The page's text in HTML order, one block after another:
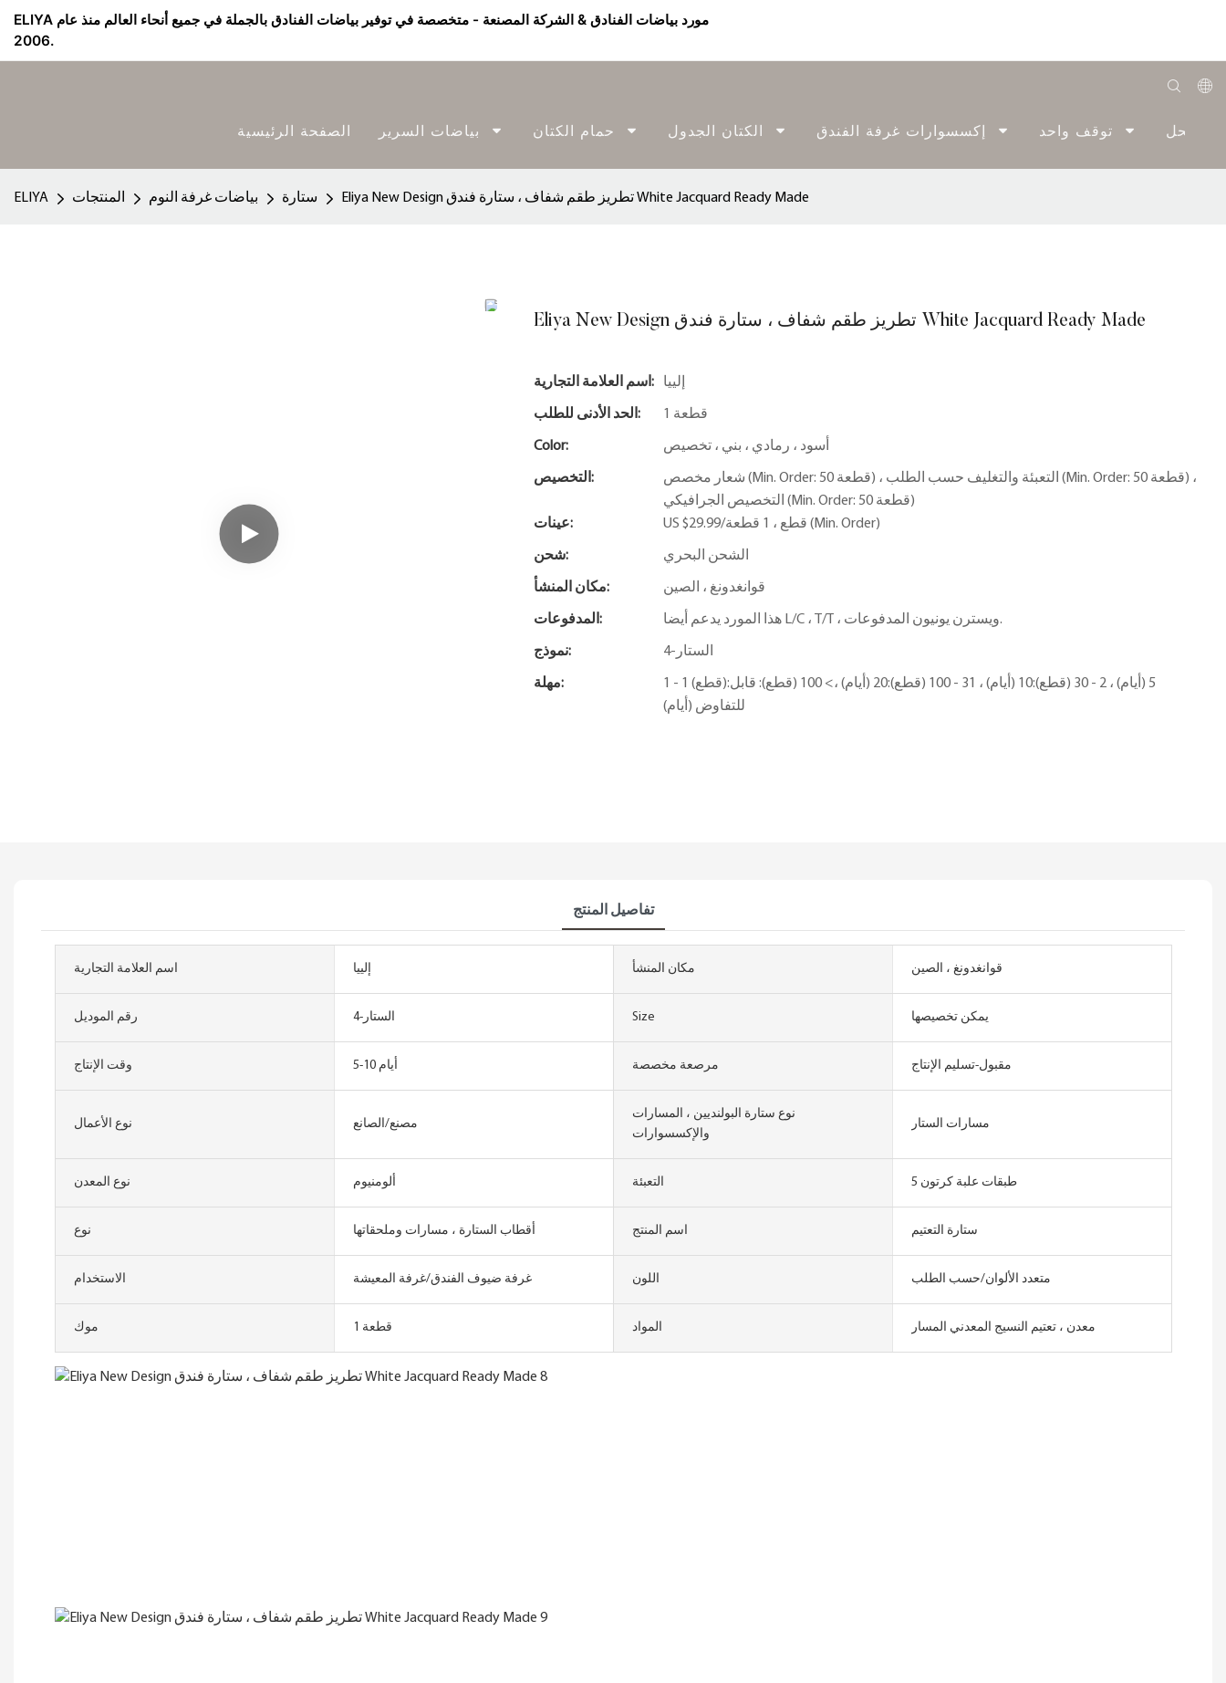
ELIYA مورد بياضات الفنادق & الشركة المصنعة - متخصصة في توفير بياضات الفنادق بالجملة في جميع أنحاء العالم منذ عام
2006.
Français
الصفحة الرئيسية بياضات السرير حمام الكتان الكتان الجدول إكسسوارات غرفة الفندق توقف واحد الحل
ELIYA المنتجات بياضات غرفة النوم ستارة Eliya New Design تطريز طقم شفاف ، ستارة فندق White Jacquard Ready Made
Eliya New Design تطريز طقم شفاف ، ستارة فندق White Jacquard Ready Made
اسم العلامة التجارية: إلييا
الحد الأدنى للطلب: 1 قطعة
Color: أسود ، رمادي ، بني ، تخصيص
التخصيص:
شعار مخصص (Min. Order: 50 قطعة) ، التعبئة والتغليف حسب الطلب (Min. Order: 50 قطعة) ،
التخصيص الجرافيكي (Min. Order: 50 قطعة)
عينات:
US $29.99/قطع ، 1 قطعة (Min. Order)
شحن: الشحن البحري
مكان المنشأ: قوانغدونغ ، الصين
المدفوعات: هذا المورد يدعم أيضا L/C ، T/T ، ويسترن يونيون المدفوعات.
نموذج: الستار-4
مهلة:
1 - 1 (قطع):5 (أيام) ، 2 - 30 (قطع):10 (أيام) ، 31 - 100 (قطع):20 (أيام) ،> 100 (قطع): قابل
للتفاوض (أيام)
تفاصيل المنتج
اسم العلامة التجارية إلييا مكان المنشأ قوانغدونغ ، الصين
رقم الموديل الستار-4 Size يمكن تخصيصها
وقت الإنتاج 5-10 أيام مرصعة مخصصة مقبول-تسليم الإنتاج
نوع الأعمال مصنع/الصانع
نوع ستارة البولنديين ، المسارات
والإكسسوارات
مسارات الستار
نوع المعدن ألومنيوم التعبئة 5 طبقات علبة كرتون
نوع أقطاب الستارة ، مسارات وملحقاتها اسم المنتج ستارة التعتيم
الاستخدام غرفة ضيوف الفندق/غرفة المعيشة اللون متعدد الألوان/حسب الطلب
موك 1 قطعة المواد معدن ، تعتيم النسيج المعدني المسار